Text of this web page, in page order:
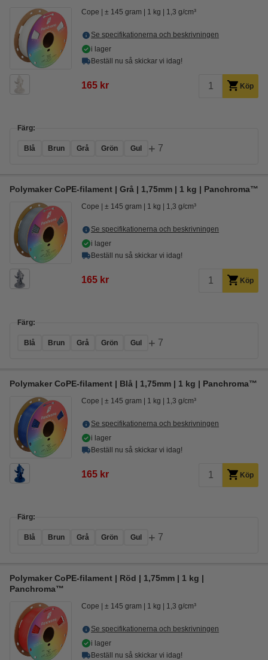
Cope ± 145 gram 1 kg 1,3 g/cm³
Se specifikationerna och beskrivningen
i lager
Beställ nu så skickar vi idag!
165 kr Köp
Färg:
Blå Brun Grå Grön Gul + 7
Polymaker CoPE-filament | Grå | 1,75mm | 1 kg | Panchroma™
Cope ± 145 gram 1 kg 1,3 g/cm³
Se specifikationerna och beskrivningen
i lager
Beställ nu så skickar vi idag!
165 kr Köp
Färg:
Blå Brun Grå Grön Gul + 7
Polymaker CoPE-filament | Blå | 1,75mm | 1 kg | Panchroma™
Cope ± 145 gram 1 kg 1,3 g/cm³
Se specifikationerna och beskrivningen
i lager
Beställ nu så skickar vi idag!
165 kr Köp
Färg:
Blå Brun Grå Grön Gul + 7
Polymaker CoPE-filament | Röd | 1,75mm | 1 kg |
Panchroma™
Cope ± 145 gram 1 kg 1,3 g/cm³
Se specifikationerna och beskrivningen
i lager
Beställ nu så skickar vi idag!